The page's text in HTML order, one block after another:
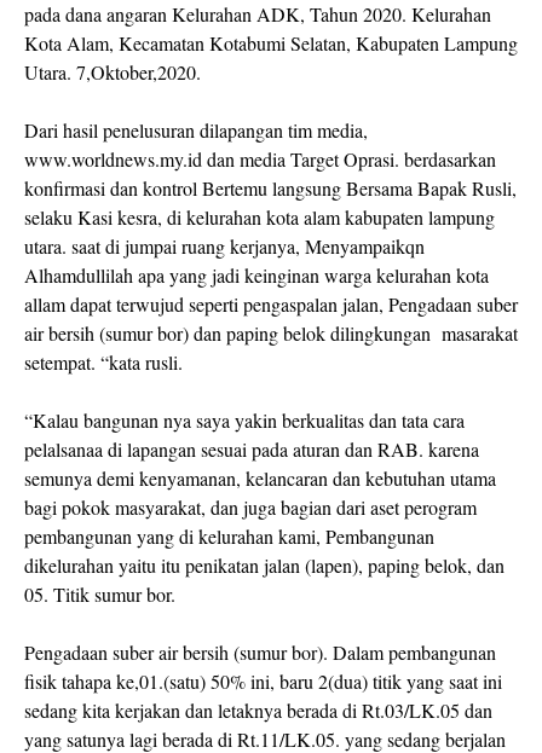
pada dana angaran Kelurahan ADK, Tahun 2020. Kelurahan
Kota Alam, Kecamatan Kotabumi Selatan, Kabupaten Lampung
Utara. 7,Oktober,2020.
Dari hasil penelusuran dilapangan tim media,
www.worldnews.my.id dan media Target Oprasi. berdasarkan
konfirmasi dan kontrol Bertemu langsung Bersama Bapak Rusli,
selaku Kasi kesra, di kelurahan kota alam kabupaten lampung
utara. saat di jumpai ruang kerjanya, Menyampaikqn
Alhamdullilah apa yang jadi keinginan warga kelurahan kota
allam dapat terwujud seperti pengaspalan jalan, Pengadaan suber
air bersih (sumur bor) dan paping belok dilingkungan masarakat
setempat. “kata rusli.
“Kalau bangunan nya saya yakin berkualitas dan tata cara
pelalsanaa di lapangan sesuai pada aturan dan RAB. karena
semunya demi kenyamanan, kelancaran dan kebutuhan utama
bagi pokok masyarakat, dan juga bagian dari aset perogram
pembangunan yang di kelurahan kami, Pembangunan
dikelurahan yaitu itu penikatan jalan (lapen), paping belok, dan
05. Titik sumur bor.
Pengadaan suber air bersih (sumur bor). Dalam pembangunan
fisik tahapa ke,01.(satu) 50% ini, baru 2(dua) titik yang saat ini
sedang kita kerjakan dan letaknya berada di Rt.03/LK.05 dan
yang satunya lagi berada di Rt.11/LK.05. yang sedang berjalan